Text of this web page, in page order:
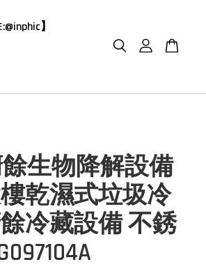
】
餘生物降解設備
乾濕式垃圾冷
冷藏設備 不銹